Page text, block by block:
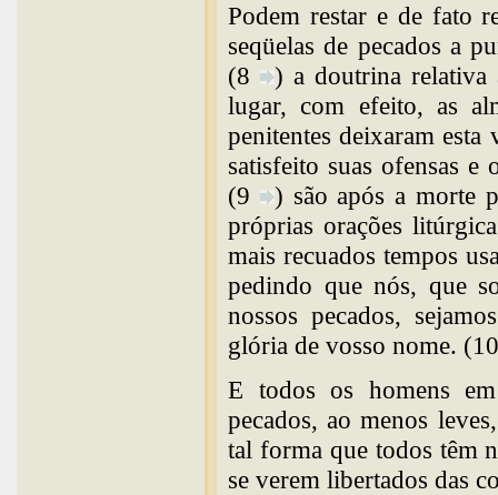
Podem restar e de fato
seqüelas de pecados a
(8
) a doutrina relativa
lugar, com efeito, as
penitentes deixaram esta
satisfeito suas ofensas
(9
) são após a morte
próprias orações
mais recuados tempos
pedindo que nós, que
nossos pecados,
glória de vosso nome. (10
E todos os homens
pecados, ao menos
tal forma que todos têm
se verem libertados das